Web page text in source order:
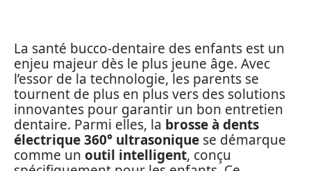
La santé bucco-dentaire des enfants est un
enjeu majeur dès le plus jeune âge. Avec
l’essor de la technologie, les parents se
tournent de plus en plus vers des solutions
innovantes pour garantir un bon entretien
dentaire. Parmi elles, la brosse à dents
électrique 360° ultrasonique se démarque
comme un outil intelligent, conçu